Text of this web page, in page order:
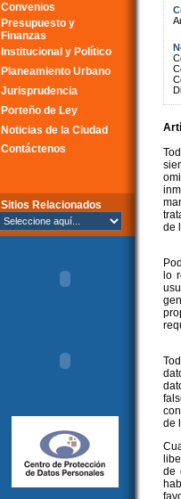
Convenios
Presupuesto y
Finanzas
Institucional y Político
Planeamiento Urbano
Jurisprudencia
Porteño de Ley
Noticias de la Ciudad
Contáctenos
Sitios Relacionados
de
lo
de
de